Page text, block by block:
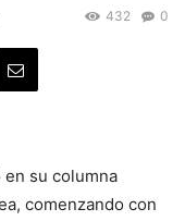
0
432
en su columna
comenzando con